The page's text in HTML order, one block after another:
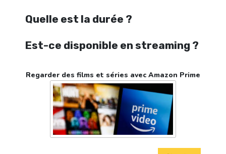
Quelle est la durée ?
Est-ce disponible en streaming ?
Regarder des films et séries avec Amazon Prime